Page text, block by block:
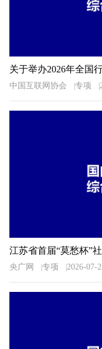
中国互联网协会 专项
江苏省首届“莫愁杯”
央广网 专项 2026-07-